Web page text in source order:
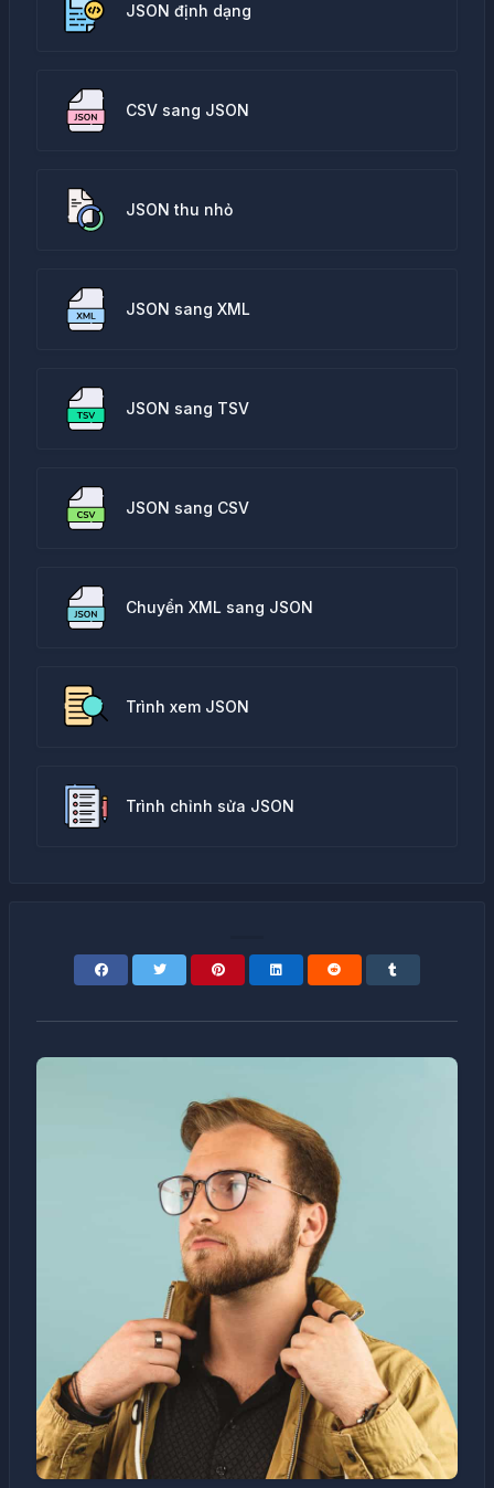
JSON định dạng
CSV sang JSON
JSON thu nhỏ
JSON sang XML
JSON sang TSV
JSON sang CSV
Chuyển XML sang JSON
Trình xem JSON
Trình chỉnh sửa JSON